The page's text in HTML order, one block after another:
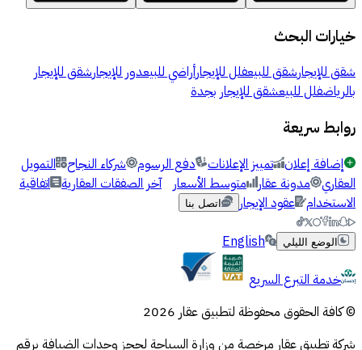
خيارات البحث
شقق للإيجارشقق للبيعفلل للإيجارأراضي للبيعدور للإيجارشقق للإيجار
بالرياضفلل للبيعشقق للإيجار بجدة
روابط سريعة
إضافة إعلان تمييز الإعلانات دفع الرسوم شركاء النجاح التمويل
العقاري مدونة عقار متوسط الأسعار آخر الصفقات العقارية اتفاقية
الاستخدام عقود الإيجار اتصل بنا
الوضع الليلي
English
خدمة التبرع السريع
© كافة الحقوق محفوظة لتطبيق عقار 2026
شركة تطبيق عقار مرخصة من وزارة السياحة لحجز وحدات الضيافة برقم